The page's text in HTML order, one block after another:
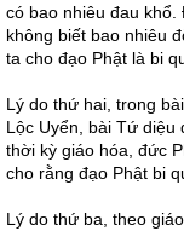
có bao nhiêu đau
không biết bao nhiêu
ta cho đạo Phật là bi
Lý do thứ hai, trong
Lộc Uyển, bài Tứ diệu
thời kỳ giáo hóa, đức
cho rằng đạo Phật bi
Lý do thứ ba, theo